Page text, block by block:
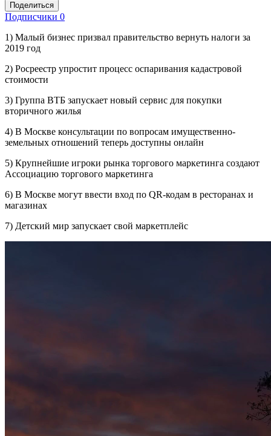
Поделиться
Подписчики 0
1) Малый бизнес призвал правительство вернуть налоги за
2019 год
2) Росреестр упростит процесс оспаривания кадастровой
стоимости
3) Группа ВТБ запускает новый сервис для покупки
вторичного жилья
4) В Москве консультации по вопросам имущественно-
земельных отношений теперь доступны онлайн
5) Крупнейшие игроки рынка торгового маркетинга создают
Ассоциацию торгового маркетинга
6) В Москве могут ввести вход по QR-кодам в ресторанах и
магазинах
7) Детский мир запускает свой маркетплейс